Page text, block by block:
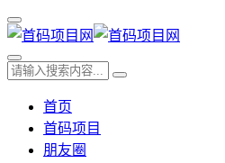
首页
首码项目
朋友圈